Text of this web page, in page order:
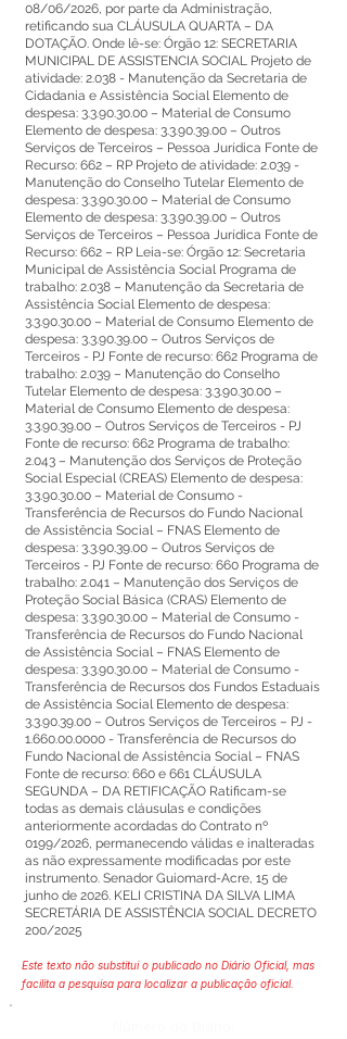
08/06/2026, por parte da Administração,
retificando sua CLÁUSULA QUARTA – DA
DOTAÇÃO. Onde lê-se: Órgão 12: SECRETARIA
MUNICIPAL DE ASSISTENCIA SOCIAL Projeto de
atividade: 2.038 - Manutenção da Secretaria de
Cidadania e Assistência Social Elemento de
despesa: 3.3.90.30.00 – Material de Consumo
Elemento de despesa: 3.3.90.39.00 – Outros
Serviços de Terceiros – Pessoa Jurídica Fonte de
Recurso: 662 – RP Projeto de atividade: 2.039 -
Manutenção do Conselho Tutelar Elemento de
despesa: 3.3.90.30.00 – Material de Consumo
Elemento de despesa: 3.3.90.39.00 – Outros
Serviços de Terceiros – Pessoa Jurídica Fonte de
Recurso: 662 – RP Leia-se: Órgão 12: Secretaria
Municipal de Assistência Social Programa de
trabalho: 2.038 – Manutenção da Secretaria de
Assistência Social Elemento de despesa:
3.3.90.30.00 – Material de Consumo Elemento de
despesa: 3.3.90.39.00 – Outros Serviços de
Terceiros - PJ Fonte de recurso: 662 Programa de
trabalho: 2.039 – Manutenção do Conselho
Tutelar Elemento de despesa: 3.3.90.30.00 –
Material de Consumo Elemento de despesa:
3.3.90.39.00 – Outros Serviços de Terceiros - PJ
Fonte de recurso: 662 Programa de trabalho:
2.043 – Manutenção dos Serviços de Proteção
Social Especial (CREAS) Elemento de despesa:
3.3.90.30.00 – Material de Consumo -
Transferência de Recursos do Fundo Nacional
de Assistência Social – FNAS Elemento de
despesa: 3.3.90.39.00 – Outros Serviços de
Terceiros - PJ Fonte de recurso: 660 Programa de
trabalho: 2.041 – Manutenção dos Serviços de
Proteção Social Básica (CRAS) Elemento de
despesa: 3.3.90.30.00 – Material de Consumo -
Transferência de Recursos do Fundo Nacional
de Assistência Social – FNAS Elemento de
despesa: 3.3.90.30.00 – Material de Consumo -
Transferência de Recursos dos Fundos Estaduais
de Assistência Social Elemento de despesa:
3.3.90.39.00 – Outros Serviços de Terceiros – PJ -
1.660.00.0000 - Transferência de Recursos do
Fundo Nacional de Assistência Social – FNAS
Fonte de recurso: 660 e 661 CLÁUSULA
SEGUNDA – DA RETIFICAÇÃO Ratificam-se
todas as demais cláusulas e condições
anteriormente acordadas do Contrato nº
0199/2026, permanecendo válidas e inalteradas
as não expressamente modificadas por este
instrumento. Senador Guiomard-Acre, 15 de
junho de 2026. KELI CRISTINA DA SILVA LIMA
SECRETÁRIA DE ASSISTÊNCIA SOCIAL DECRETO
200/2025
Este texto não substitui o publicado no Diário Oficial, mas
facilita a pesquisa para localizar a publicação oficial.